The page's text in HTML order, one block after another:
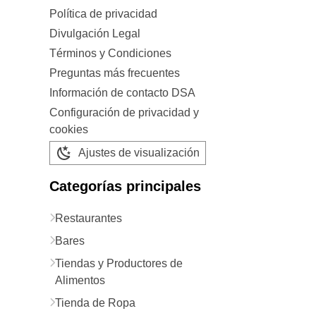
Política de privacidad
Divulgación Legal
Términos y Condiciones
Preguntas más frecuentes
Información de contacto DSA
Configuración de privacidad y
cookies
Ajustes de visualización
Categorías principales
Restaurantes
Bares
Tiendas y Productores de
Alimentos
Tienda de Ropa